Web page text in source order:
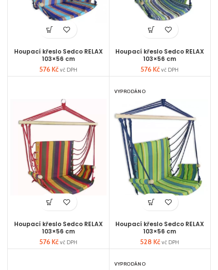
Houpací křeslo Sedco RELAX
103×56 cm
576 Kč vč DPH
Houpací křeslo Sedco RELAX
103×56 cm
576 Kč vč DPH
Houpací křeslo Sedco RELAX
103×56 cm
576 Kč vč DPH
VYPRODÁNO
Houpací křeslo Sedco RELAX
103×56 cm
528 Kč vč DPH
VYPRODÁNO